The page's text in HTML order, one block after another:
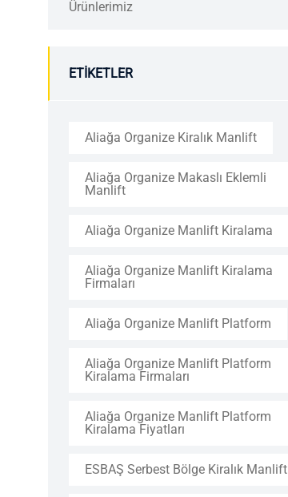
Ürünlerimiz
ETIKETLER
Aliağa Organize Kiralık Manlift
Aliağa Organize Makaslı Eklemli
Manlift
Aliağa Organize Manlift Kiralama
Aliağa Organize Manlift Kiralama
Firmaları
Aliağa Organize Manlift Platform
Aliağa Organize Manlift Platform
Kiralama Firmaları
Aliağa Organize Manlift Platform
Kiralama Fiyatları
ESBAŞ Serbest Bölge Kiralık Manlift